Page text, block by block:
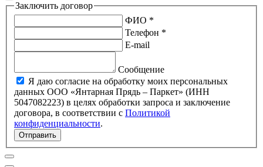
Заключить договор
ФИО *
Телефон *
E-mail
Сообщение
Я даю согласие на обработку моих персональных
данных ООО «Янтарная Прядь – Паркет» (ИНН
5047082223) в целях обработки запроса и заключение
договора, в соответствии с Политикой
конфиденциальности.
Отправить